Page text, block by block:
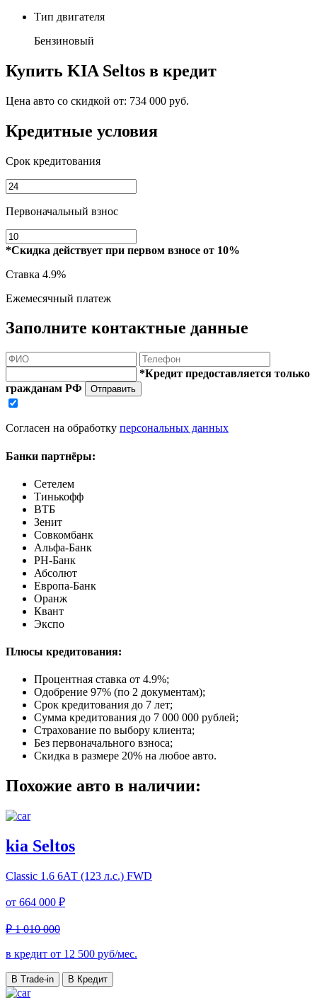
Тип двигателя
Бензиновый
Купить KIA Seltos в кредит
Цена авто со скидкой от: 734 000 руб.
Кредитные условия
Срок кредитования
Первоначальный взнос
*Скидка действует при первом взносе от 10%
Ставка 4.9%
Ежемесячный платеж
Заполните контактные данные
*Кредит предоставляется только
гражданам РФ
Отправить
Согласен на обработку персональных данных
Банки партнёры:
Сетелем
Тинькофф
ВТБ
Зенит
Совкомбанк
Альфа-Банк
РН-Банк
Абсолют
Европа-Банк
Оранж
Квант
Экспо
Плюсы кредитования:
Процентная ставка от 4.9%;
Одобрение 97% (по 2 документам);
Срок кредитования до 7 лет;
Сумма кредитования до 7 000 000 рублей;
Страхование по выбору клиента;
Без первоначального взноса;
Скидка в размере 20% на любое авто.
Похожие авто в наличии:
kia Seltos
Classic 1.6 6АТ (123 л.с.) FWD
от 664 000 ₽
₽ 1 010 000
в кредит от 12 500 руб/мес.
В Trade-in В Кредит